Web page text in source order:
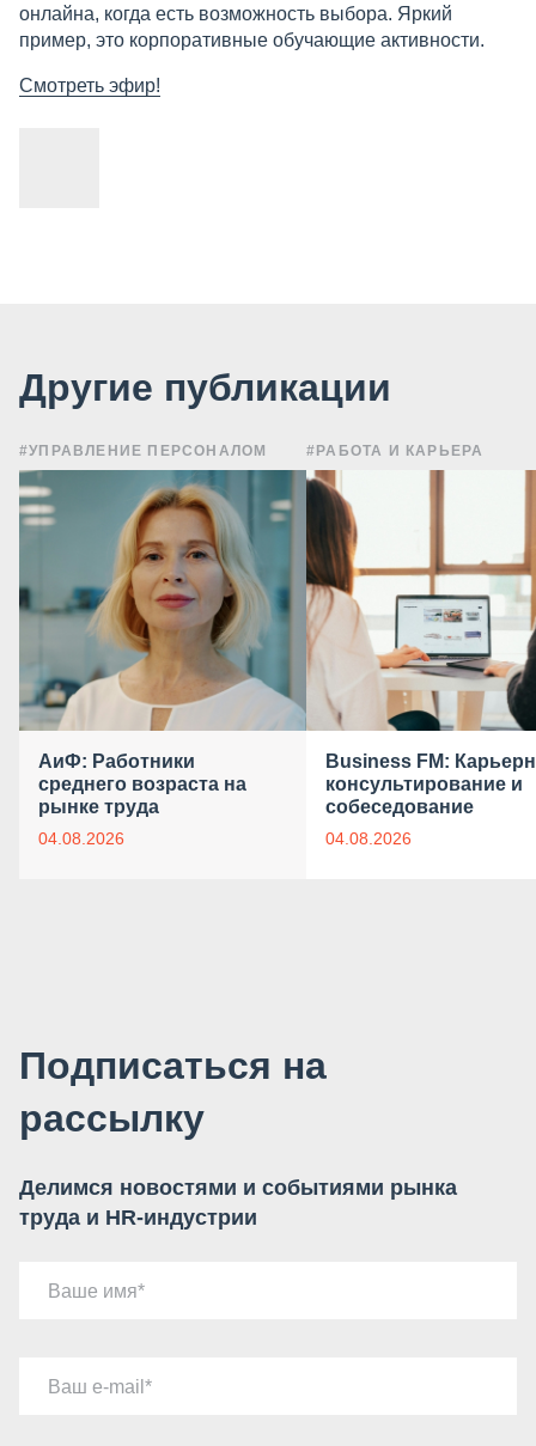
онлайна, когда есть возможность выбора. Яркий
пример, это корпоративные обучающие активности.
Смотреть эфир!
Другие публикации
#УПРАВЛЕНИЕ ПЕРСОНАЛОМ
АиФ: Работники
среднего возраста на
рынке труда
04.08.2026
#РАБОТА И КАРЬЕРА
Business FM:
консультирование и
собеседование
04.08.2026
Подписаться на
рассылку
Делимся новостями и событиями рынка
труда и HR-индустрии
Ваше имя
Ваш e-mail